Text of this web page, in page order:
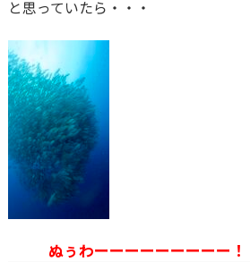
と思っていたら・・・
ぬぅわーーーーーーーーー！